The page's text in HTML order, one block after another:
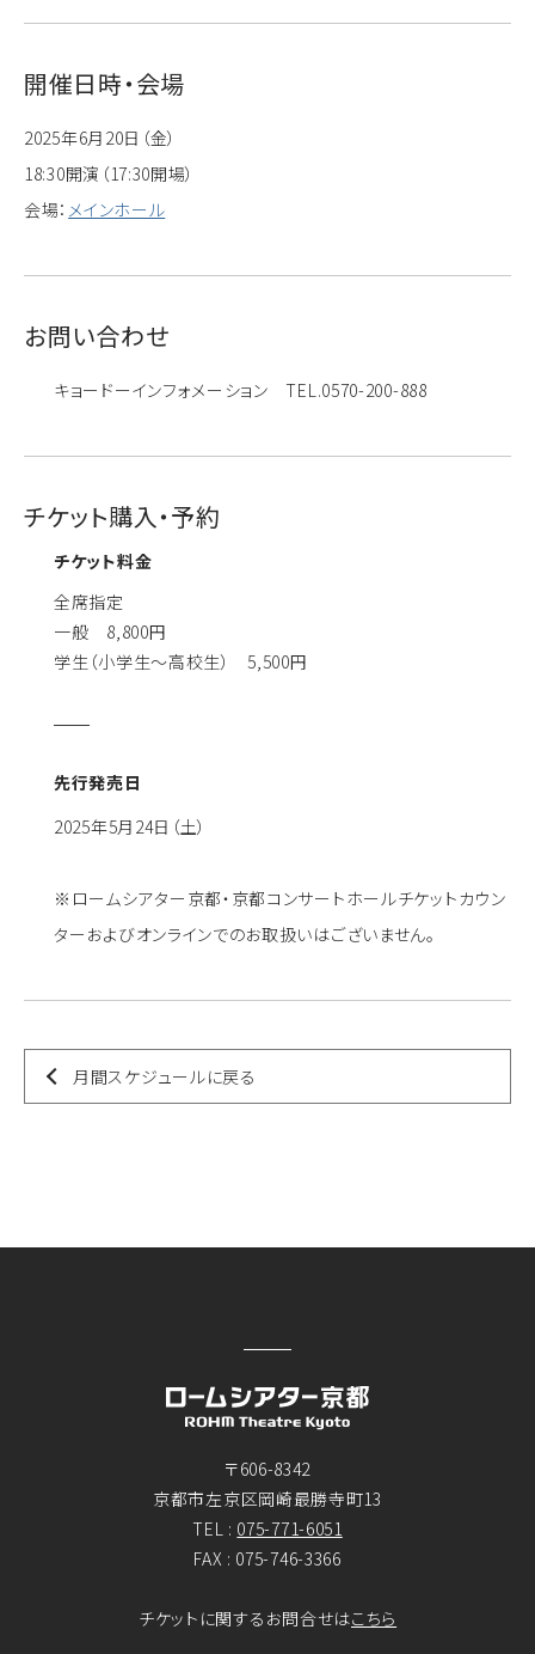
開催日時・会場
2025年6月20日（金）
18:30開演（17:30開場）
会場： メインホール
お問い合わせ
キョードーインフォメーション TEL.0570-200-888
チケット購入・予約
チケット料金
全席指定
一般 8,800円
学生（小学生〜高校生） 5,500円
先行発売日
2025年5月24日（土）
※ロームシアター京都・京都コンサートホールチケットカウン
ターおよびオンラインでのお取扱いはございません。
月間スケジュールに戻る
〒606-8342
京都市左京区岡崎最勝寺町13
TEL : 075-771-6051
FAX : 075-746-3366
チケットに関するお問合せはこちら